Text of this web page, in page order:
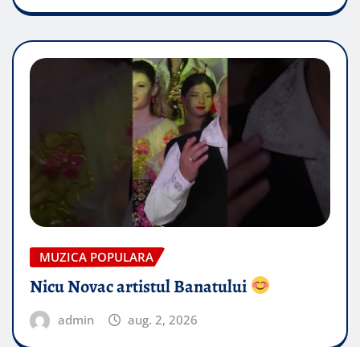
MUZICA POPULARA
Nicu Novac artistul Banatului
admin aug. 2, 2026